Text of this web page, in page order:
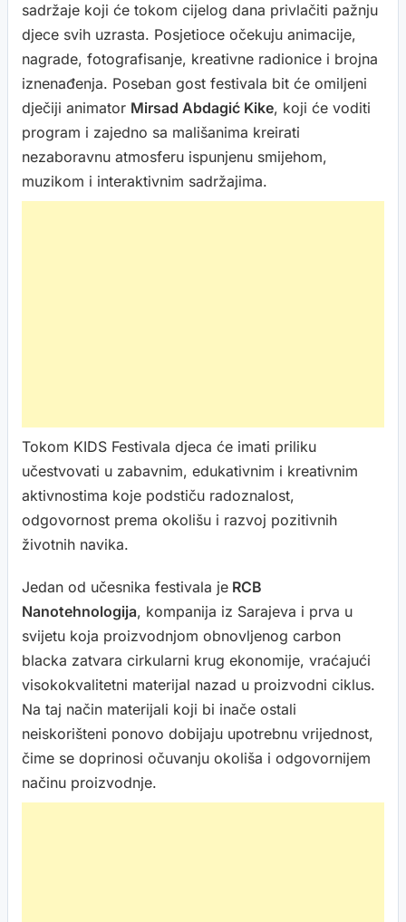
sadržaje koji će tokom cijelog dana privlačiti pažnju
djece svih uzrasta. Posjetioce očekuju animacije,
nagrade, fotografisanje, kreativne radionice i brojna
iznenađenja. Poseban gost festivala bit će omiljeni
dječiji animator Mirsad Abdagić Kike, koji će voditi
program i zajedno sa mališanima kreirati
nezaboravnu atmosferu ispunjenu smijehom,
muzikom i interaktivnim sadržajima.
Tokom KIDS Festivala djeca će imati priliku
učestvovati u zabavnim, edukativnim i kreativnim
aktivnostima koje podstiču radoznalost,
odgovornost prema okolišu i razvoj pozitivnih
životnih navika.
Jedan od učesnika festivala je RCB
Nanotehnologija, kompanija iz Sarajeva i prva u
svijetu koja proizvodnjom obnovljenog carbon
blacka zatvara cirkularni krug ekonomije, vraćajući
visokokvalitetni materijal nazad u proizvodni ciklus.
Na taj način materijali koji bi inače ostali
neiskorišteni ponovo dobijaju upotrebnu vrijednost,
čime se doprinosi očuvanju okoliša i odgovornijem
načinu proizvodnje.